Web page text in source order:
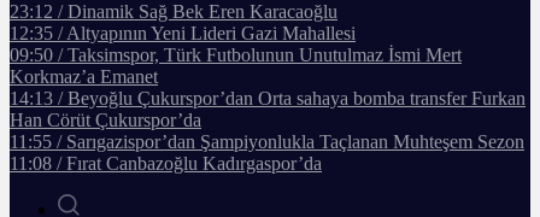
23:12 / Dinamik Sağ Bek Eren Karacaoğlu
12:35 / Altyapının Yeni Lideri Gazi Mahallesi
09:50 / Taksimspor, Türk Futbolunun Unutulmaz İsmi Mert
Korkmaz’a Emanet
14:13 / Beyoğlu Çukurspor’dan Orta sahaya bomba transfer Furkan
Han Cörüt Çukurspor’da
11:55 / Sarıgazispor’dan Şampiyonlukla Taçlanan Muhteşem Sezon
11:08 / Fırat Canbazoğlu Kadırgaspor’da